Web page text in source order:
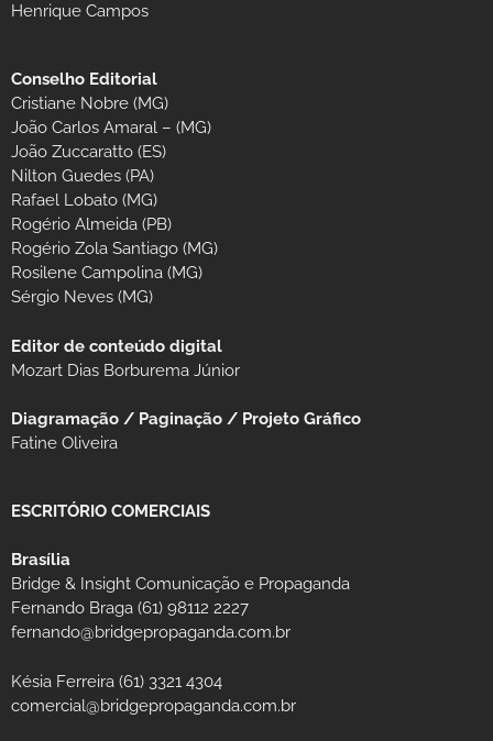
Henrique Campos
Conselho Editorial
Cristiane Nobre (MG)
João Carlos Amaral – (MG)
João Zuccaratto (ES)
Nilton Guedes (PA)
Rafael Lobato (MG)
Rogério Almeida (PB)
Rogério Zola Santiago (MG)
Rosilene Campolina (MG)
Sérgio Neves (MG)
Editor de conteúdo digital
Mozart Dias Borburema Júnior
Diagramação / Paginação / Projeto Gráfico
Fatine Oliveira
ESCRITÓRIO COMERCIAIS
Brasília
Bridge & Insight Comunicação e Propaganda
Fernando Braga (61) 98112 2227
fernando@bridgepropaganda.com.br
Késia Ferreira (61) 3321 4304
comercial@bridgepropaganda.com.br